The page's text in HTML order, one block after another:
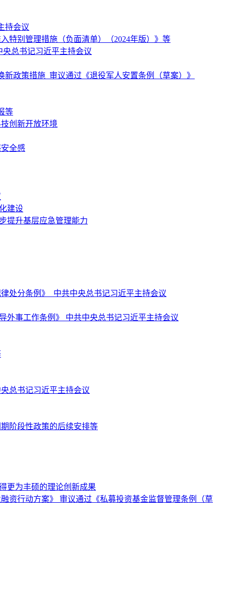
持会议
特别管理措施（负面清单）（2024年版）》等
总书记习近平主持会议
政策措施 审议通过《退役军人安置条例（草案）》
等
创新开放环境
全感
建设
提升基层应急管理能力
处分条例》 中共中央总书记习近平主持会议
外事工作条例》 中共中央总书记习近平主持会议
总书记习近平主持会议
阶段性政策的后续安排等
更为丰硕的理论创新成果
资行动方案》 审议通过《私募投资基金监督管理条例（草